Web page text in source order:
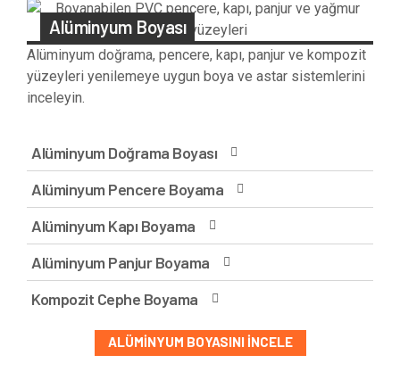
Alüminyum Boyası
Alüminyum doğrama, pencere, kapı, panjur ve kompozit
yüzeyleri yenilemeye uygun boya ve astar sistemlerini
inceleyin.
Alüminyum Doğrama Boyası
Alüminyum Pencere Boyama
Alüminyum Kapı Boyama
Alüminyum Panjur Boyama
Kompozit Cephe Boyama
ALÜMINYUM BOYASINI İNCELE